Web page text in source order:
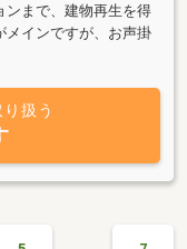
まで、建物再生を得
メインですが、お声掛
ので、是非一度ご相
扱う